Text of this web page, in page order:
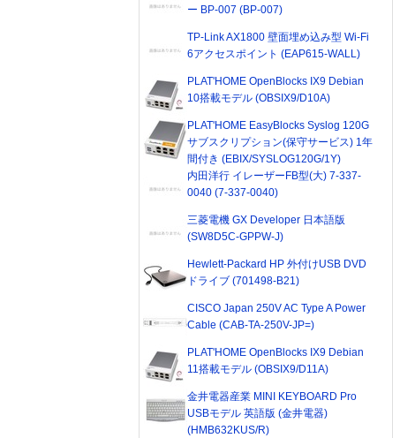
ー BP-007 (BP-007)
TP-Link AX1800 壁面埋め込み型 Wi-Fi
6アクセスポイント (EAP615-WALL)
PLAT'HOME OpenBlocks IX9 Debian
10搭載モデル (OBSIX9/D10A)
PLAT'HOME EasyBlocks Syslog 120G
サブスクリプション(保守サービス) 1年
間付き (EBIX/SYSLOG120G/1Y)
内田洋行 イレーザーFB型(大) 7-337-
0040 (7-337-0040)
三菱電機 GX Developer 日本語版
(SW8D5C-GPPW-J)
Hewlett-Packard HP 外付けUSB DVD
ドライブ (701498-B21)
CISCO Japan 250V AC Type A Power
Cable (CAB-TA-250V-JP=)
PLAT'HOME OpenBlocks IX9 Debian
11搭載モデル (OBSIX9/D11A)
金井電器産業 MINI KEYBOARD Pro
USBモデル 英語版 (金井電器)
(HMB632KUS/R)